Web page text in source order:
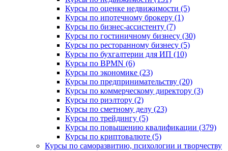
Курсы по оценке недвижимости (5)
Курсы по ипотечному брокеру (1)
Курсы по бизнес-ассистенту (7)
Курсы по гостиничному бизнесу (30)
Курсы по ресторанному бизнесу (5)
Курсы по бухгалтерии для ИП (10)
Курсы по BPMN (6)
Курсы по экономике (23)
Курсы по предпринимательству (20)
Курсы по коммерческому директору (3)
Курсы по риэлтору (2)
Курсы по сметному делу (23)
Курсы по трейдингу (5)
Курсы по повышению квалификации (379)
Курсы по криптовалюте (5)
Курсы по саморазвитию, психологии и творчеству